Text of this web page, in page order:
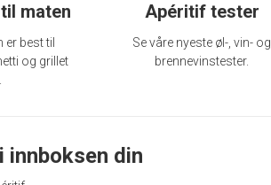
maten
er best til
og grillet
Apéritif tester
Se våre nyeste øl-, vin- og
brennevinstester.
din